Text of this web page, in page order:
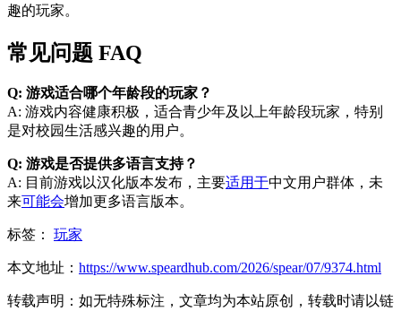
趣的玩家。
常见问题 FAQ
Q: 游戏适合哪个年龄段的玩家？
A: 游戏内容健康积极，适合青少年及以上年龄段玩家，特别
是对校园生活感兴趣的用户。
Q: 游戏是否提供多语言支持？
A: 目前游戏以汉化版本发布，主要适用于中文用户群体，未
来可能会增加更多语言版本。
标签： 玩家
本文地址： https://www.speardhub.com/2026/spear/07/9374.html
转载声明： 如无特殊标注，文章均为本站原创，转载时请以链